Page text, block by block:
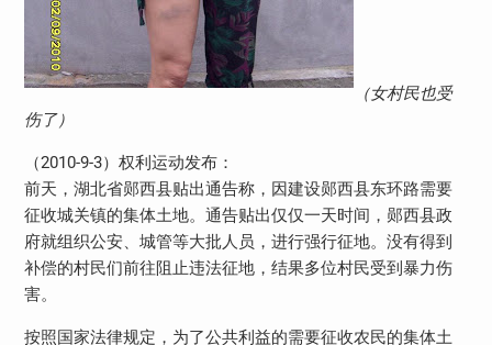
（女村民也受
伤了）
（2010-9-3）权利运动发布：
前天，湖北省郧西县贴出通告称，因建设郧西县东环路需要
征收城关镇的集体土地。通告贴出仅仅一天时间，郧西县政
府就组织公安、城管等大批人员，进行强行征地。没有得到
补偿的村民们前往阻止违法征地，结果多位村民受到暴力伤
害。
按照国家法律规定，为了公共利益的需要征收农民的集体土